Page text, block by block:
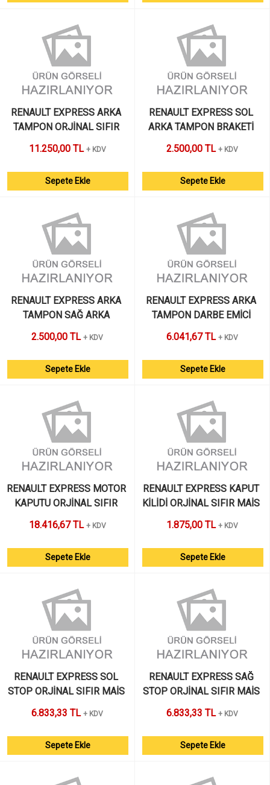
RENAULT EXPRESS ARKA
TAMPON ORJİNAL SIFIR
11.250,00 TL + KDV
Sepete Ekle
RENAULT EXPRESS SOL
ARKA TAMPON BRAKETİ
2.500,00 TL + KDV
Sepete Ekle
RENAULT EXPRESS ARKA
TAMPON SAĞ ARKA
MAİS
2.500,00 TL + KDV
Sepete Ekle
RENAULT EXPRESS ARKA
TAMPON DARBE EMİCİ
6.041,67 TL + KDV
Sepete Ekle
RENAULT EXPRESS MOTOR
KAPUTU ORJİNAL SIFIR
18.416,67 TL + KDV
Sepete Ekle
RENAULT EXPRESS KAPUT
KİLİDİ ORJİNAL SIFIR MAİS
1.875,00 TL + KDV
Sepete Ekle
RENAULT EXPRESS SOL
STOP ORJİNAL SIFIR MAİS
6.833,33 TL + KDV
Sepete Ekle
RENAULT EXPRESS SAĞ
STOP ORJİNAL SIFIR MAİS
6.833,33 TL + KDV
Sepete Ekle